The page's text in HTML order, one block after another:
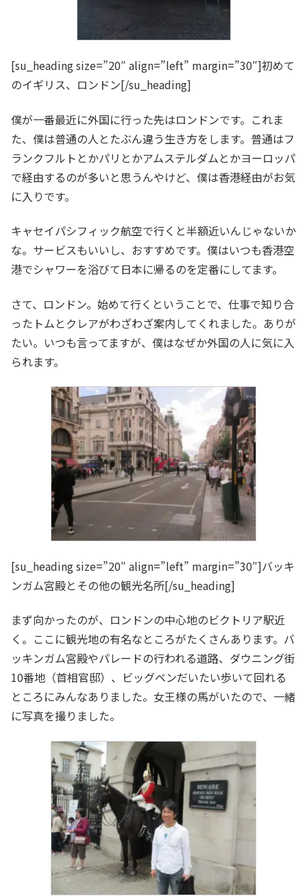
[su_heading size=”20″ align=”left” margin=”30″]初めて
のイギリス、ロンドン[/su_heading]
僕が一番最近に外国に行った先はロンドンです。これま
た、僕は普通の人とたぶん違う生き方をします。普通はフ
ランクフルトとかパリとかアムステルダムとかヨーロッパ
で経由するのが多いと思うんやけど、僕は香港経由がお気
に入りです。
キャセイパシフィック航空で行くと半額近いんじゃないか
な。サービスもいいし、おすすめです。僕はいつも香港空
港でシャワーを浴びて日本に帰るのを定番にしてます。
さて、ロンドン。始めて行くということで、仕事で知り合
ったトムとクレアがわざわざ案内してくれました。ありが
たい。いつも言ってますが、僕はなぜか外国の人に気に入
られます。
[su_heading size=”20″ align=”left” margin=”30″]バッキ
ンガム宮殿とその他の観光名所[/su_heading]
まず向かったのが、ロンドンの中心地のビクトリア駅近
く。ここに観光地の有名なところがたくさんあります。バ
ッキンガム宮殿やパレードの行われる道路、ダウニング街
10番地（首相官邸）、ビッグベンだいたい歩いて回れる
ところにみんなありました。女王様の馬がいたので、一緒
に写真を撮りました。